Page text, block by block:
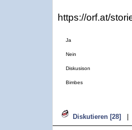
https://orf.at/
Ja
Nein
Diskusison
Bimbes
Diskutieren [28]